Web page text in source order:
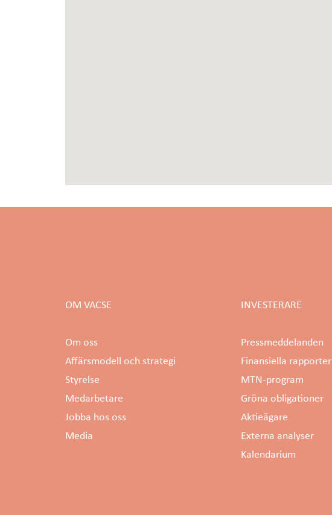
OM VACSE
Om oss
Affärsmodell och strategi
Styrelse
Medarbetare
Jobba hos oss
Media
INVESTERARE
Pressmeddelanden
Finansiella rapporter
MTN-program
Gröna obligationer
Aktieägare
Externa analyser
Kalendarium